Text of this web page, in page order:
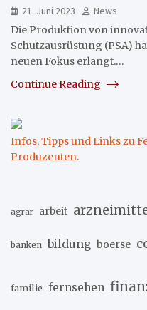
21. Juni 2023
News
Die Produktion von
Schutzausrüstung (PSA)
neuen Fokus erlangt.…
Continue Reading
Infos, Tipps und Links zu
Produzenten.
agrar arbeit
banken bildung boerse
familie fernsehen